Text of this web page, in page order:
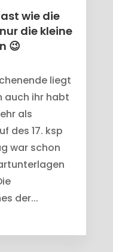
wie die
die kleine
😉
liegt
auch ihr habt
als
des 17. ksp
war schon
der...